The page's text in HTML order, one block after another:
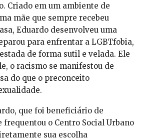
Criado em um ambiente de
mãe que sempre recebeu
Eduardo desenvolveu uma
para enfrentar a LGBTfobia,
de forma sutil e velada. Ele
o racismo se manifestou de
do que o preconceito
que foi beneficiário de
frequentou o Centro Social Urbano
sua escolha